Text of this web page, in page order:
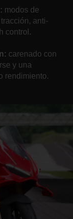
modos de
anti-
control.
carenado con
y una
rendimiento.